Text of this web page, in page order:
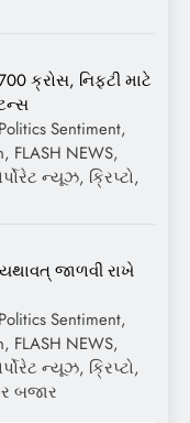
ક્રોસ, નિફ્ટી માટે
Sentiment,
FLASH NEWS,
ન્યૂઝ, ક્રિપ્ટો,
જાળવી રાખે
Sentiment,
FLASH NEWS,
ન્યૂઝ, ક્રિપ્ટો,
બજાર